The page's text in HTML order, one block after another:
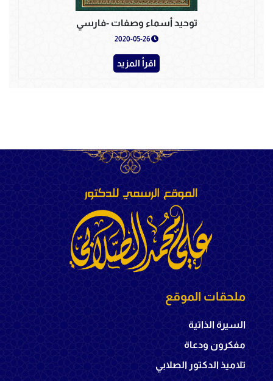
توحيد أسماء وصفات -فارسي
اقرأ المزيد
ملحقات الموقع
السيرة الذاتية
مفكرون ودعاة
تلاميذ الدكتور الصلابي